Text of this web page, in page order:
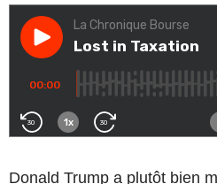
Donald Trump a plutôt bien